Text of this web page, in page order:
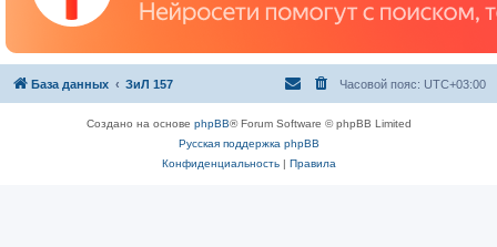
База данных ЗиЛ 157 Часовой пояс: UTC+03:00
Создано на основе phpBB® Forum Software © phpBB Limited
Русская поддержка phpBB
Конфиденциальность| Правила